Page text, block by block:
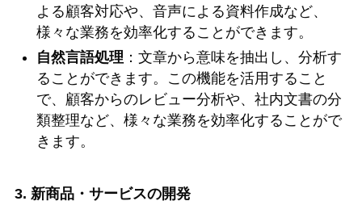
よる顧客対応や、音声による資料作成など、
様々な業務を効率化することができます。
自然言語処理 ：文章から意味を抽出し、分析す
ることができます。この機能を活用すること
で、顧客からのレビュー分析や、社内文書の分
類整理など、様々な業務を効率化することがで
きます。
3. 新商品・サービスの開発